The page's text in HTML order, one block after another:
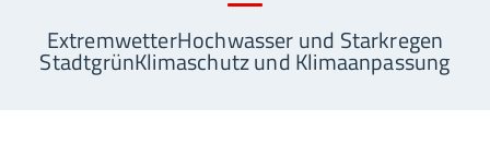
ExtremwetterHochwasser und Starkregen
StadtgrünKlimaschutz und Klimaanpassung